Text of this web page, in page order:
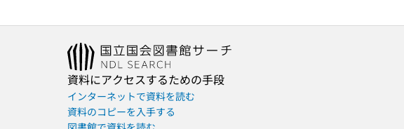
資料にアクセスするための手段
インターネットで資料を読む
資料のコピーを入手する